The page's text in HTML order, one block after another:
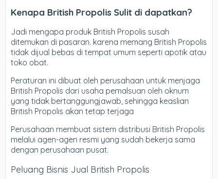
Kenapa British Propolis Sulit di dapatkan?
Jadi mengapa produk British Propolis susah
ditemukan di pasaran. karena memang British Propolis
tidak dijual bebas di tempat umum seperti apotik atau
toko obat.
Peraturan ini dibuat oleh perusahaan untuk menjaga
British Propolis dari usaha pemalsuan oleh oknum
yang tidak bertanggungjawab, sehingga keaslian
British Propolis akan tetap terjaga
Perusahaan membuat sistem distribusi British Propolis
melalui agen-agen resmi yang sudah bekerja sama
dengan perusahaan pusat.
Peluang Bisnis Jual British Propolis